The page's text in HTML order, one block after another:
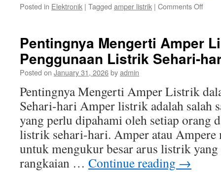
Posted in Elektronik | Tagged amper listrik | Comments Offon
Listrik
Pentingnya Mengerti Amper
Penggunaan Listrik Sehari-
Posted on January 31, 2026byadmin
Pentingnya Mengerti Amper Listrik
Sehari-hari Amper listrik adalah salah
yang perlu dipahami oleh setiap orang
listrik sehari-hari. Amper atau Ampere
untuk mengukur besar arus listrik yang
rangkaian … Continue reading →